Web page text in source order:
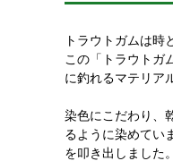
トラウトガムは時
この「トラウトガ
に釣れるマテリア
染色にこだわり、
るように染めてい
を叩き出しました